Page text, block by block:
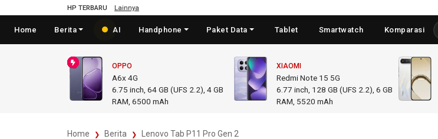
HP TERBARU Lainnya
Home Berita AI Handphone Paket Data Tablet Smartwatch Komparasi
OPPO
A6x 4G
6.75 inch, 64 GB (UFS 2.2), 4 GB
RAM 6500 mAh
XIAOMI
Redmi Note 15 5G
6.77 inch, 128 GB (UFS 2.2), 6 GB
RAM 5520 mAh
Home Berita Lenovo Tab P11 Pro Gen 2